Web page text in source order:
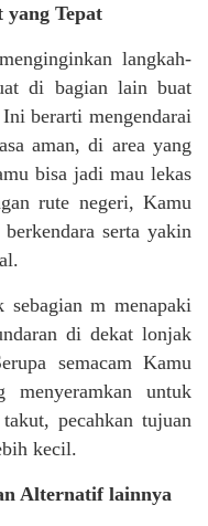
yang Tepat
langkah-
di bagian lain buat
berarti mengendarai
aman, di area yang
bisa jadi mau lekas
rute negeri, Kamu
serta yakin
m menapaki
di dekat lonjak
semacam Kamu
menyeramkan untuk
pecahkan tujuan
kecil.
Alternatif lainnya